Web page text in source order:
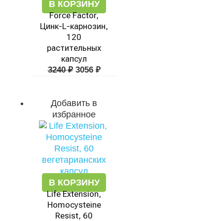
В КОРЗИНУ
Force Factor,
Цинк-L-карнозин,
120
растительных
капсул
3240₽ 3056 ₽
Добавить в
избранное
В КОРЗИНУ
Life Extension,
Homocysteine
Resist, 60